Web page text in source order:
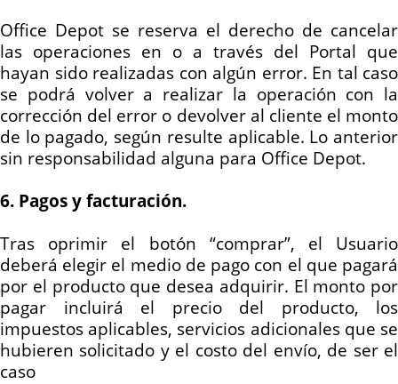
Office Depot se reserva el derecho de cancelar
las operaciones en o a través del Portal que
hayan sido realizadas con algún error. En tal caso
se podrá volver a realizar la operación con la
corrección del error o devolver al cliente el monto
de lo pagado, según resulte aplicable. Lo anterior
sin responsabilidad alguna para Office Depot.
6. Pagos y facturación.
Tras oprimir el botón “comprar”, el Usuario
deberá elegir el medio de pago con el que pagará
por el producto que desea adquirir. El monto por
pagar incluirá el precio del producto, los
impuestos aplicables, servicios adicionales que se
hubieren solicitado y el costo del envío, de ser el
caso